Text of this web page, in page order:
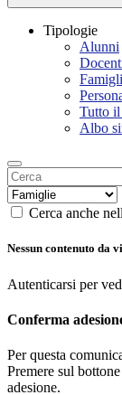
Tipologie
Alunni
Tutto il
Albo
Cerca anche
Nessun contenuto da
Autenticarsi per
Conferma
Per questa
Premere sul
adesione.